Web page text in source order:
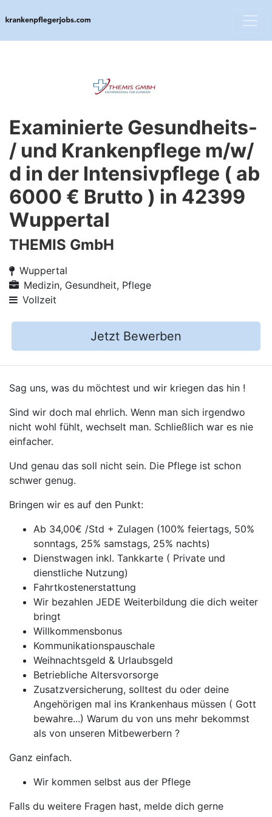
Examinierte Gesundheits-
/ und Krankenpflege m/w/
d in der Intensivpflege ( ab
6000 € Brutto ) in 42399
Wuppertal
THEMIS GmbH
Wuppertal
Medizin, Gesundheit, Pflege
Vollzeit
Jetzt Bewerben
Sag uns, was du möchtest und wir kriegen das hin !
Sind wir doch mal ehrlich. Wenn man sich irgendwo
nicht wohl fühlt, wechselt man. Schließlich war es nie
einfacher.
Und genau das soll nicht sein. Die Pflege ist schon
schwer genug.
Bringen wir es auf den Punkt:
Ab 34,00€ /Std + Zulagen (100% feiertags, 50%
sonntags, 25% samstags, 25% nachts)
Dienstwagen inkl. Tankkarte ( Private und
dienstliche Nutzung)
Fahrtkostenerstattung
Wir bezahlen JEDE Weiterbildung die dich weiter
bringt
Willkommensbonus
Kommunikationspauschale
Weihnachtsgeld & Urlaubsgeld
Betriebliche Altersvorsorge
Zusatzversicherung, solltest du oder deine
Angehörigen mal ins Krankenhaus müssen ( Gott
bewahre...) Warum du von uns mehr bekommst
als von unseren Mitbewerbern ?
Ganz einfach.
Wir kommen selbst aus der Pflege
Falls du weitere Fragen hast, melde dich gerne